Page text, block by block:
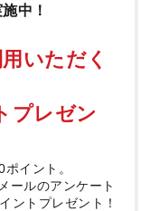
中！
いただく
プレゼン
イント。
ールのアンケート
ントプレゼント！